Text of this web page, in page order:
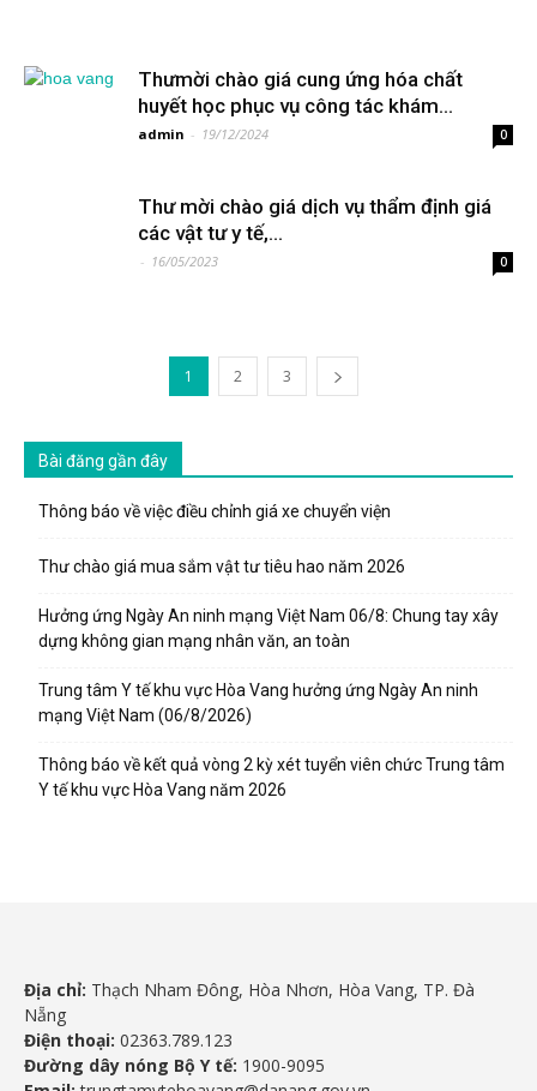
Thưmời chào giá cung ứng hóa chất
huyết học phục vụ công tác khám...
admin - 19/12/2024 0
Thư mời chào giá dịch vụ thẩm định giá
các vật tư y tế,...
- 16/05/2023 0
1 2 3
Bài đăng gần đây
Thông báo về việc điều chỉnh giá xe chuyển viện
Thư chào giá mua sắm vật tư tiêu hao năm 2026
Hưởng ứng Ngày An ninh mạng Việt Nam 06/8: Chung tay xây
dựng không gian mạng nhân văn, an toàn
Trung tâm Y tế khu vực Hòa Vang hưởng ứng Ngày An ninh
mạng Việt Nam (06/8/2026)
Thông báo về kết quả vòng 2 kỳ xét tuyển viên chức Trung tâm
Y tế khu vực Hòa Vang năm 2026
Địa chỉ: Thạch Nham Đông, Hòa Nhơn, Hòa Vang, TP. Đà
Nẵng
Điện thoại: 02363.789.123
Đường dây nóng Bộ Y tế: 1900-9095